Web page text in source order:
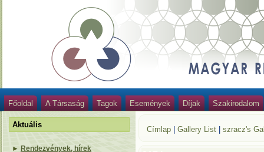
Főoldal A Társaság Tagok Események Díjak Szakirodalom
Aktuális
► Rendezvények, hírek
Címlap |Gallery List |szracz's